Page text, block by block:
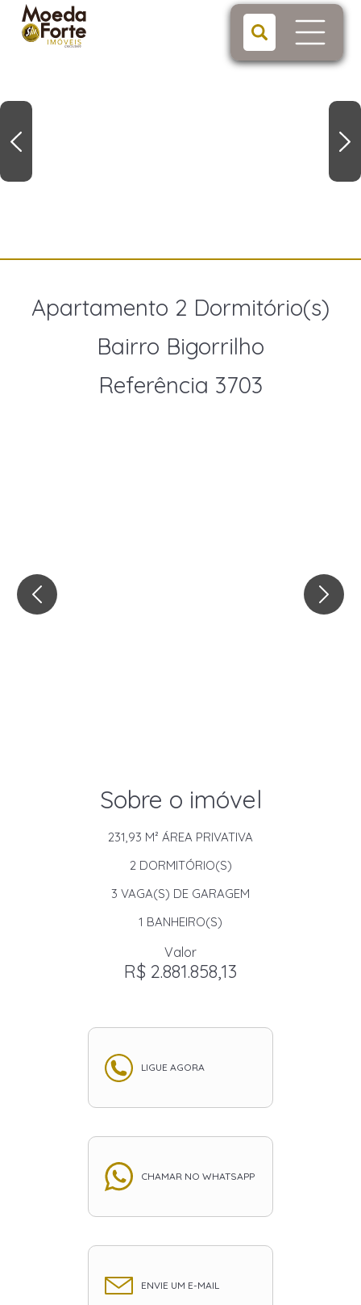
Apartamento 2 Dormitório(s)
Bairro Bigorrilho
Referência 3703
Sobre o imóvel
231,93 M² ÁREA PRIVATIVA
2DORMITÓRIO(S)
3 VAGA(S) DE GARAGEM
1 BANHEIRO(S)
Valor
R$ 2.881.858,13
LIGUE AGORA
CHAMAR NO WHATSAPP
ENVIE UM E-MAIL